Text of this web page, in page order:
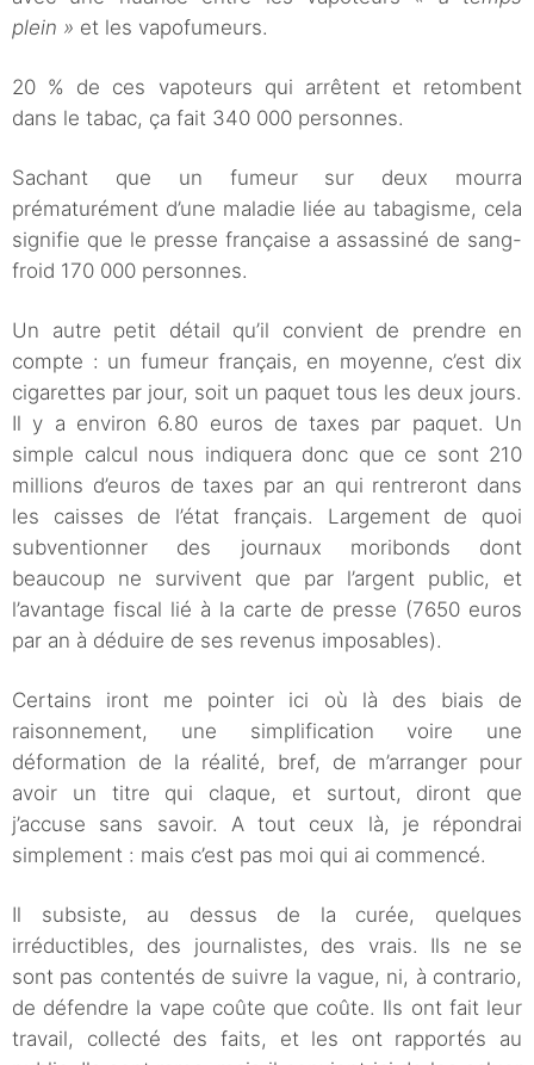
plein » et les vapofumeurs.
20 % de ces vapoteurs qui arrêtent et retombent
dans le tabac, ça fait 340 000 personnes.
Sachant que un fumeur sur deux mourra
prématurément d’une maladie liée au tabagisme, cela
signifie que le presse française a assassiné de sang-
froid 170 000 personnes.
Un autre petit détail qu’il convient de prendre en
compte : un fumeur français, en moyenne, c’est dix
cigarettes par jour, soit un paquet tous les deux jours.
Il y a environ 6.80 euros de taxes par paquet. Un
simple calcul nous indiquera donc que ce sont 210
millions d’euros de taxes par an qui rentreront dans
les caisses de l’état français. Largement de quoi
subventionner des journaux moribonds dont
beaucoup ne survivent que par l’argent public, et
l’avantage fiscal lié à la carte de presse (7650 euros
par an à déduire de ses revenus imposables).
Certains iront me pointer ici où là des biais de
raisonnement, une simplification voire une
déformation de la réalité, bref, de m’arranger pour
avoir un titre qui claque, et surtout, diront que
j’accuse sans savoir. A tout ceux là, je répondrai
simplement : mais c’est pas moi qui ai commencé.
Il subsiste, au dessus de la curée, quelques
irréductibles, des journalistes, des vrais. Ils ne se
sont pas contentés de suivre la vague, ni, à contrario,
de défendre la vape coûte que coûte. Ils ont fait leur
travail, collecté des faits, et les ont rapportés au